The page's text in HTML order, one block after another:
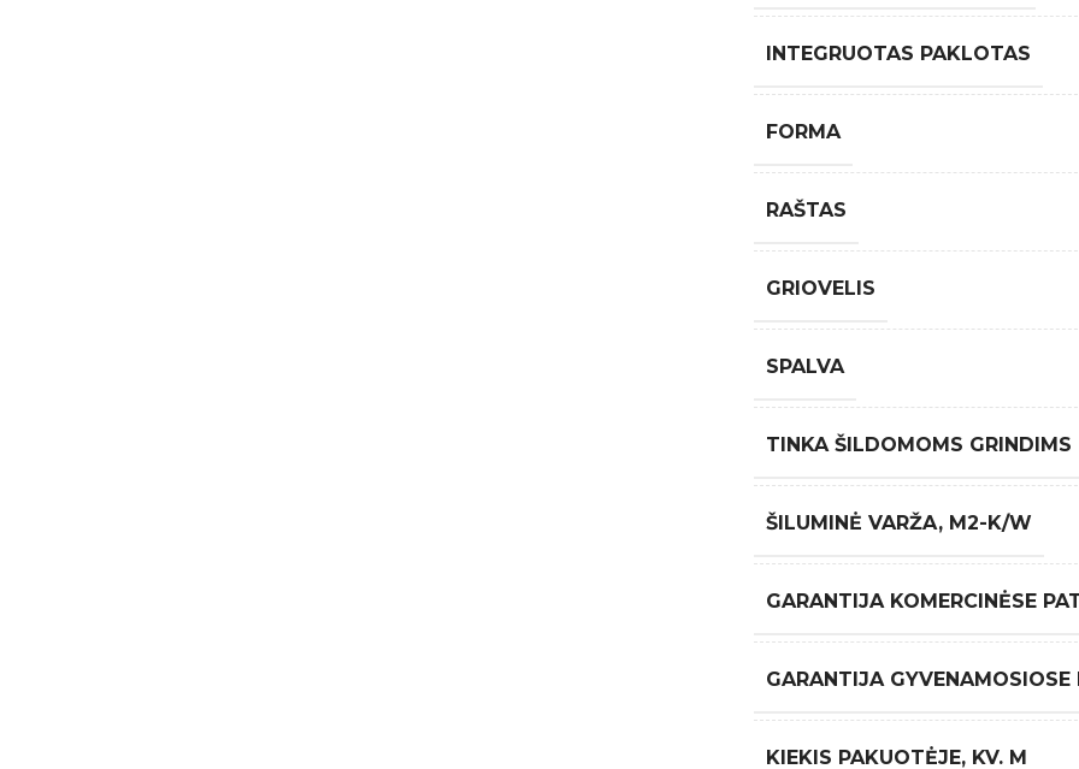
INTEGRUOTAS PAKLOTAS
FORMA
RAŠTAS
GRIOVELIS
SPALVA
TINKA ŠILDOMOMS GRINDIMS
ŠILUMINĖ VARŽA, M2-K/W
GARANTIJA KOMERCINĖSE
GARANTIJA GYVENAMOSIOSE
KIEKIS PAKUOTĖJE, KV. M